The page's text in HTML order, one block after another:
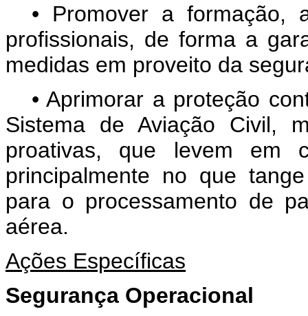
• Promover a formação,
profissionais, de forma a
medidas em proveito da
• Aprimorar a proteção
Sistema de Aviação Civil,
proativas, que levem em
principalmente no que
para o processamento de
aérea.
Ações Específicas
Segurança Operacional